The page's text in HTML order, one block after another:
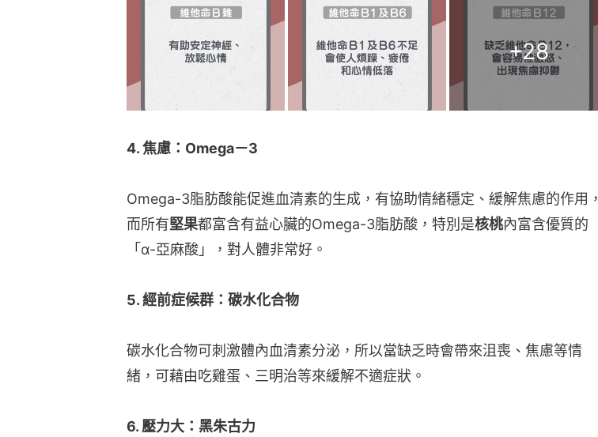
+28
4. 焦慮：Omega－3
Omega-3脂肪酸能促進血清素的生成，有協助情緒穩定、緩解焦慮的作用，
而所有堅果都富含有益心臟的Omega-3脂肪酸，特別是核桃內富含優質的
「α-亞麻酸」，對人體非常好。
5. 經前症候群：碳水化合物
碳水化合物可刺激體內血清素分泌，所以當缺乏時會帶來沮喪、焦慮等情
緒，可藉由吃雞蛋、三明治等來緩解不適症狀。
6. 壓力大：黑朱古力